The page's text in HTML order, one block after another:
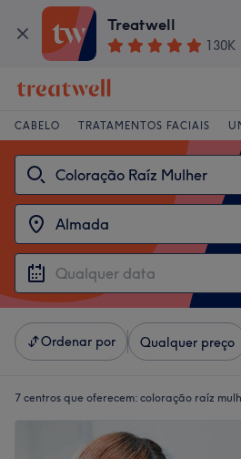
Treatwell
130K
CABELO TRATAMENTOS FACIAIS
Ordenar por Qualquer preço
7 centros que oferecem: coloração raíz